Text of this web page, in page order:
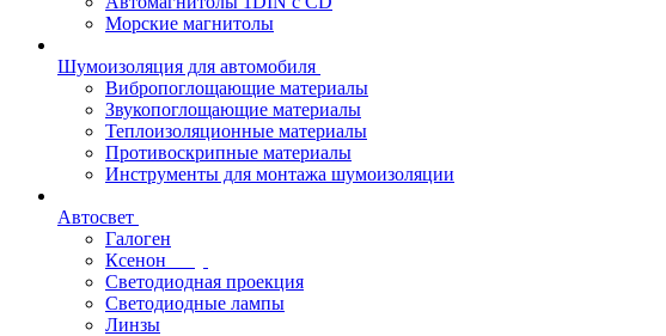
Морские магнитолы
Шумоизоляция для автомобиля
Вибропоглощающие материалы
Звукопоглощающие материалы
Теплоизоляционные материалы
Противоскрипные материалы
Инструменты для монтажа шумоизоляции
Автосвет
Галоген
Ксенон
Светодиодная проекция
Светодиодные лампы
Линзы